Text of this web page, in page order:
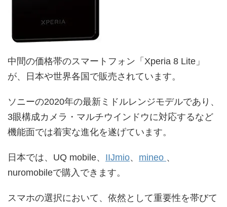
中間の価格帯のスマートフォン「Xperia 8 Lite」
が、日本や世界各国で販売されています。
ソニーの2020年の最新ミドルレンジモデルであり、
3眼構成カメラ・マルチウインドウに対応するなど
機能面では着実な進化を遂げています。
日本では、UQ mobile、 IIJmio、 mineo 、
nuromobileで購入できます。
スマホの選択において、依然として重要性を帯びて